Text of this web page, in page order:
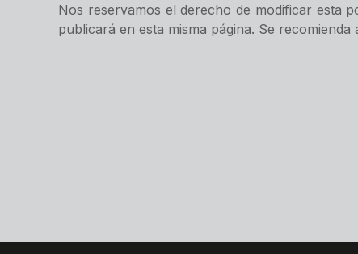
Nos reservamos el derecho de modificar esta
publicará en esta misma página. Se